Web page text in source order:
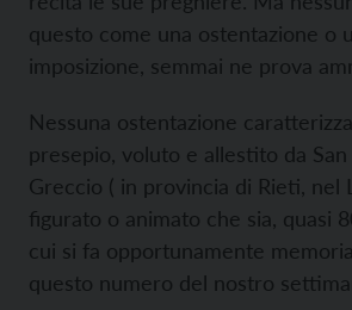
questo come una ostentazione o
imposizione, semmai ne prova
Nessuna ostentazione
presepio, voluto e allestito da San
Greccio ( in provincia di Rieti, nel
figurato o animato che sia, quasi
cui si fa opportunamente
questo numero del nostro